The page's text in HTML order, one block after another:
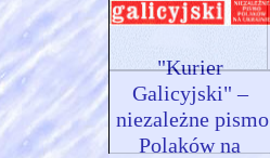
"Kurier
Galicyjski" –
niezależne pismo
Polaków na